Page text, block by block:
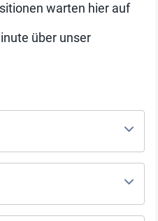
warten hier auf
über unser